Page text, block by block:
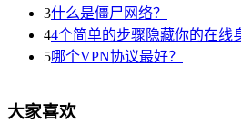
3什么是僵尸网络？
44个简单的步骤隐藏你的在线
5哪个VPN协议最好？
大家喜欢